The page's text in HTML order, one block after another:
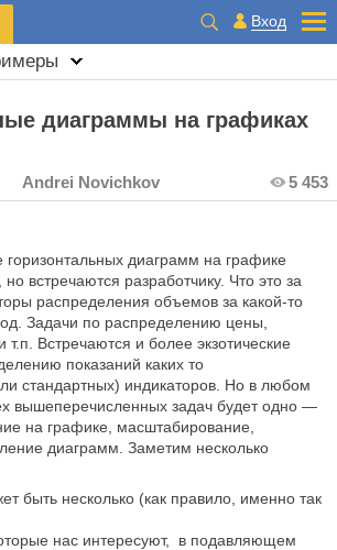
Вход
диаграммы на графиках
Andrei Novichkov 5 453
горизонтальных диаграмм на графике
встречаются разработчику. Что это за
распределения объемов за какой-то
Задачи по распределению цены,
т.п. Встречаются и более экзотические
показаний каких то
стандартных) индикаторов. Но в любом
вышеперечисленных задач будет одно —
на графике, масштабирование,
диаграмм. Заметим несколько
быть несколько (как правило, именно так
нас интересуют, в подавляющем